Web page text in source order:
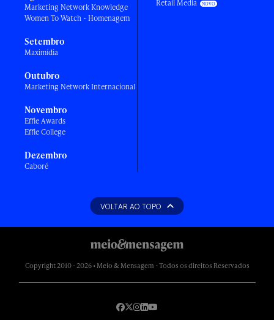
Marketing Network Knowledge
Women To Watch - Homenagem
Setembro
Maximídia
Outubro
Marketing Network Internacional
Novembro
Effie Awards
Effie College
Dezembro
Caboré
Retail Media
VOLTAR AO TOPO
Copyright 2010 - 2026 • Meio & Mensagem - Todos os direitos Reservados